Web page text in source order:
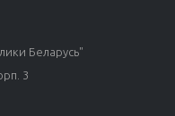
Беларусь"
3